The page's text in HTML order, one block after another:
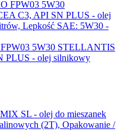
5W30 STELLANTIS
PLUS - olej silnikowy